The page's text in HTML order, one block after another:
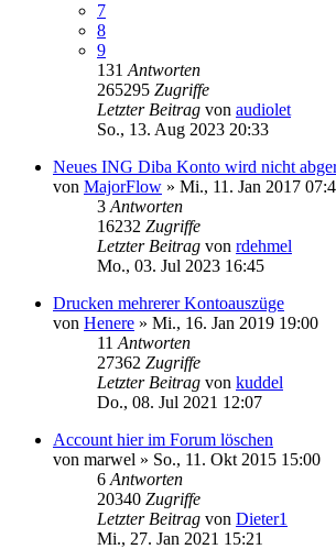
7
8
9
131 Antworten
265295 Zugriffe
Letzter Beitrag von audiolet
So., 13. Aug 2023 20:33
Neues ING Diba Konto wird nicht
von MajorFlow » Mi., 11. Jan 2017
3 Antworten
16232 Zugriffe
Letzter Beitrag von rdehmel
Mo., 03. Jul 2023 16:45
Drucken mehrerer Kontoauszüge
von Henere » Mi., 16. Jan 2019 19:00
11 Antworten
27362 Zugriffe
Letzter Beitrag von kuddel
Do., 08. Jul 2021 12:07
Account hier im Forum löschen
von marwel » So., 11. Okt 2015 15:00
6 Antworten
20340 Zugriffe
Letzter Beitrag von Dieter1
Mi., 27. Jan 2021 15:21